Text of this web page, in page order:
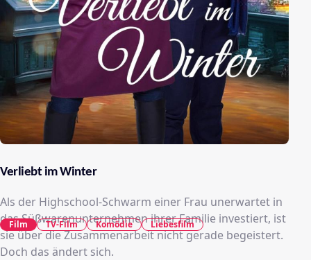
Verliebt im Winter
Als der Highschool-Schwarm einer Frau unerwartet in
das Süßwarenunternehmen ihrer Familie investiert, ist
sie über die Zusammenarbeit nicht gerade begeistert.
Doch das ändert sich.
Film TV-Film Komödie Liebesfilm